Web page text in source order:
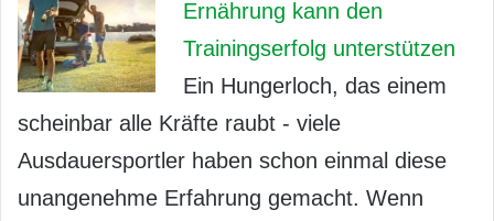
Ernährung kann den
Trainingserfolg unterstützen
Ein Hungerloch, das einem
scheinbar alle Kräfte raubt - viele
Ausdauersportler haben schon einmal diese
unangenehme Erfahrung gemacht. Wenn